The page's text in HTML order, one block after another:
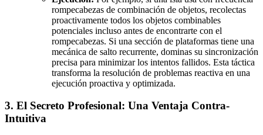
rompecabezas de combinación de objetos, recolectas
proactivamente todos los objetos combinables
potenciales incluso antes de encontrarte con el
rompecabezas. Si una sección de plataformas tiene una
mecánica de salto recurrente, dominas su sincronización
precisa para minimizar los intentos fallidos. Esta táctica
transforma la resolución de problemas reactiva en una
ejecución proactiva y optimizada.
3. El Secreto Profesional: Una Ventaja Contra-
Intuitiva